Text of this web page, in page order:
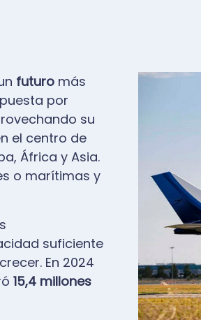
futuro más
por
su
el centro de
África y Asia.
o marítimas y
suficiente
En 2024
15,4 millones
Image